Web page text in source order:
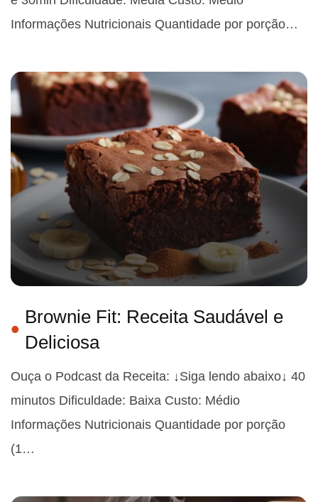
Informações Nutricionais Quantidade por porção…
Brownie Fit: Receita Saudável e
Deliciosa
Ouça o Podcast da Receita: ↓Siga lendo abaixo↓ 40
minutos Dificuldade: Baixa Custo: Médio
Informações Nutricionais Quantidade por porção
(1…